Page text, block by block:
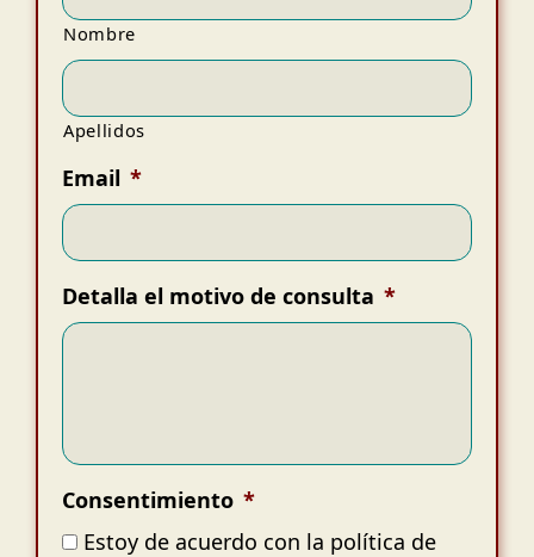
Nombre
Apellidos
Email *
Detalla el motivo de consulta *
Consentimiento *
Estoy de acuerdo con la política de